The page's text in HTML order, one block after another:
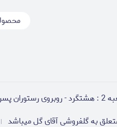
پسرخاله
به گلفروشی آقای گل میباشد